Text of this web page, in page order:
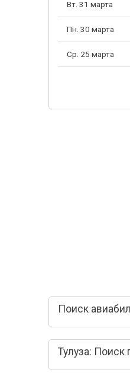
Вт. 31 марта
Пн. 30 марта
Ср. 25 марта
Поиск
Тулуза: